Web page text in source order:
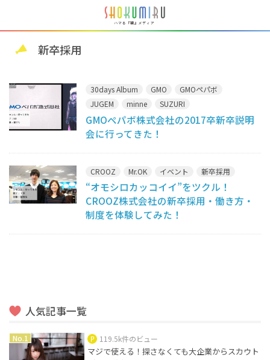
新卒採用
30days Album GMO
GMOペパボ
JUGEM
minne
SUZURI
カラーミーショップ
ムームードメイン
ロリポップ
新卒採用
GMOペパボ株式会社の2017卒新卒説明
会に行ってきた！
CROOZ Mr.OK イベント 新卒採用
“オモシロカッコイイ”をツクル！
CROOZ株式会社の新卒採用・働き方・
制度を体験してみた！
人気記事一覧
119.5k件のビュー
マジで使える！探さなくても大企業からスカウト